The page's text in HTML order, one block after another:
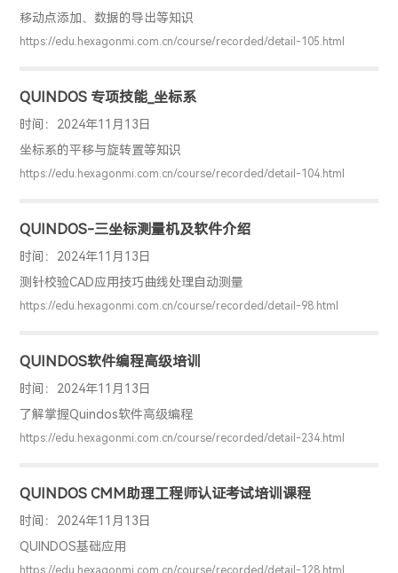
移动点添加、数据的导出等知识
https://edu.hexagonmi.com.cn/course/recorded/detail-105.html
QUINDOS 专项技能_坐标系
时间：2024年11月13日
坐标系的平移与旋转置等知识
https://edu.hexagonmi.com.cn/course/recorded/detail-104.html
QUINDOS-三坐标测量机及软件介绍
时间：2024年11月13日
测针校验CAD应用技巧曲线处理自动测量
https://edu.hexagonmi.com.cn/course/recorded/detail-98.html
QUINDOS软件编程高级培训
时间：2024年11月13日
了解掌握Quindos软件高级编程
https://edu.hexagonmi.com.cn/course/recorded/detail-234.html
QUINDOS CMM助理工程师认证考试培训课程
时间：2024年11月13日
QUINDOS基础应用
https://edu.hexagonmi.com.cn/course/recorded/detail-128.html